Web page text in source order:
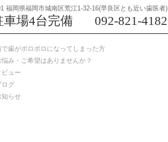
福岡県福岡市城南区荒江1-32-16(早良区とも近い歯医者)
車場4台完備 092-821-4182
歯がボロボロになってしまった方
み・ご希望はありませんか？
ュー
ログ
知らせ